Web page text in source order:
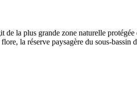
la plus grande zone naturelle
la réserve paysagère du sous-bassin